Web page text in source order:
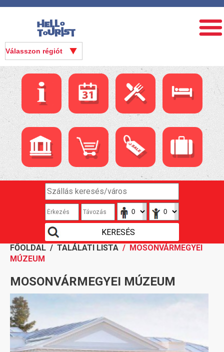
FŐOLDAL / TALÁLATI LISTA / MOSONVÁRMEGYEI
MÚZEUM
MOSONVÁRMEGYEI MÚZEUM